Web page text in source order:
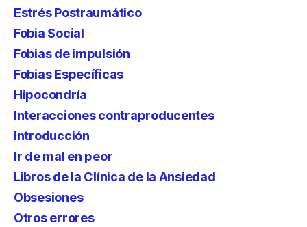
Estrés Postraumático
Fobia Social
Fobias de impulsión
Fobias Específicas
Hipocondría
Interacciones contraproducentes
Introducción
Ir de mal en peor
Libros de la Clínica de la Ansiedad
Obsesiones
Otros errores